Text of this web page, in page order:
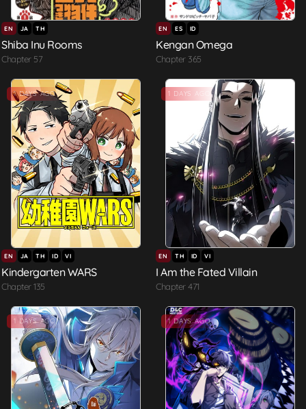
EN JA TH
Shiba Inu Rooms
Chapter 57
EN ES ID
Kengan Omega
Chapter 365
1 DAYS AGO Hot
EN JA TH ID VI
Kindergarten WARS
Chapter 135
1 DAYS AGO
EN TH ID VI
I Am the Fated Villain
Chapter 471
1 DAYS AGO 1 DAYS AGO